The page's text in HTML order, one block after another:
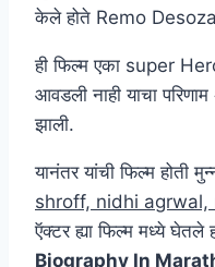
केले होते Remo Desoza
ही फिल्म एका super Hero
आवडली नाही याचा
झाली.
यानंतर यांची फिल्म होती
shroff, nidhi
ऍक्टर ह्या फिल्म मध्ये घेतले
Biography In